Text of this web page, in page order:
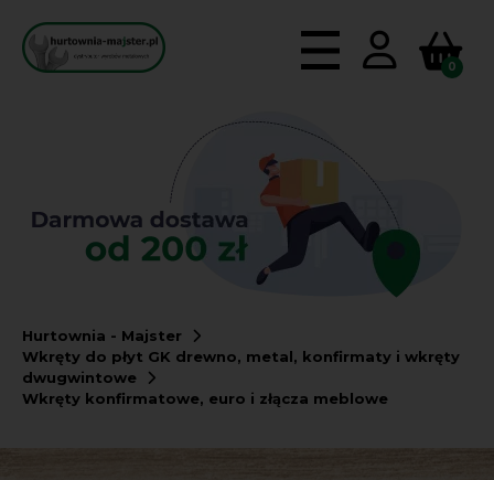
0
Hurtownia - Majster
Wkręty do płyt GK drewno, metal, konfirmaty i wkręty
dwugwintowe
Wkręty konfirmatowe, euro i złącza meblowe